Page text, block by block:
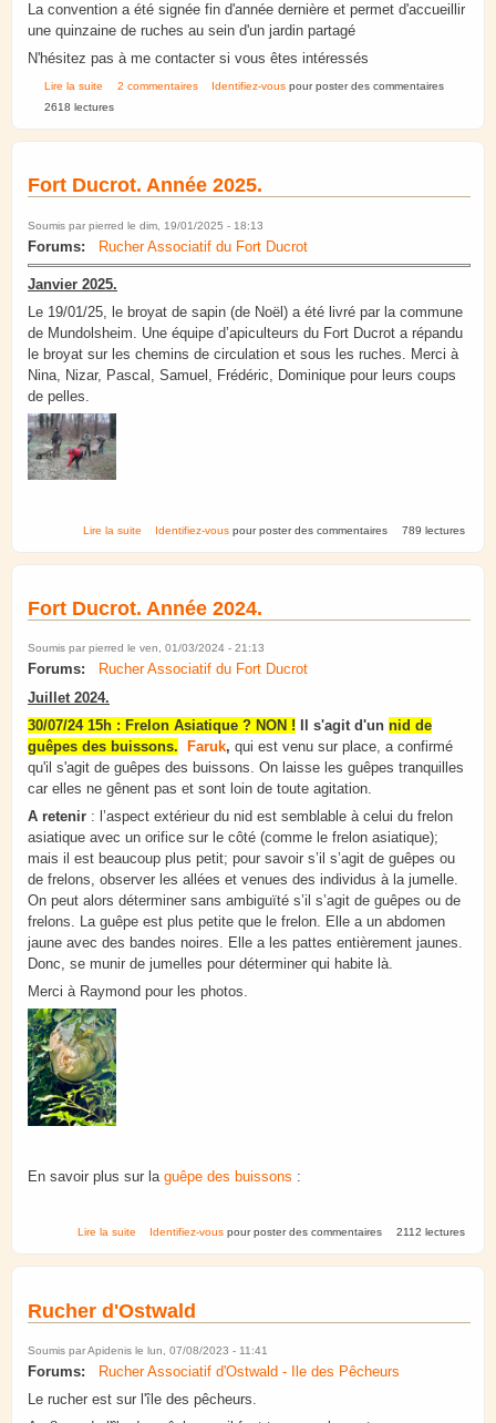
La convention a été signée fin d'année dernière et permet d'accueillir
une quinzaine de ruches au sein d'un jardin partagé
N'hésitez pas à me contacter si vous êtes intéressés
Lire la suite de Rucher associatif Oberhausbergen
2 commentaires Identifiez-vous pour poster des commentaires
2618 lectures
Fort Ducrot. Année 2025.
Soumis par pierred le dim, 19/01/2025 - 18:13
Forums: Rucher Associatif du Fort Ducrot
Janvier 2025.
Le 19/01/25, le broyat de sapin (de Noël) a été livré par la commune
de Mundolsheim. Une équipe d’apiculteurs du Fort Ducrot a répandu
le broyat sur les chemins de circulation et sous les ruches. Merci à
Nina, Nizar, Pascal, Samuel, Frédéric, Dominique pour leurs coups
de pelles.
Lire la suite de Fort Ducrot. Année 2025.
Identifiez-vous pour poster des commentaires 789 lectures
Fort Ducrot. Année 2024.
Soumis par pierred le ven, 01/03/2024 - 21:13
Forums:
Rucher Associatif du Fort Ducrot
Juillet 2024.
30/07/24 15h : Frelon Asiatique ? NON ! Il s'agit d'un nid de
guêpes des buissons.
Faruk, qui est venu sur place, a confirmé
qu'il s'agit de guêpes des buissons. On laisse les guêpes tranquilles
car elles ne gênent pas et sont loin de toute agitation.
A retenir : l’aspect extérieur du nid est semblable à celui du frelon
asiatique avec un orifice sur le côté (comme le frelon asiatique);
mais il est beaucoup plus petit; pour savoir s’il s’agit de guêpes ou
de frelons, observer les allées et venues des individus à la jumelle.
On peut alors déterminer sans ambiguïté s’il s’agit de guêpes ou de
frelons. La guêpe est plus petite que le frelon. Elle a un abdomen
jaune avec des bandes noires. Elle a les pattes entièrement jaunes.
Donc, se munir de jumelles pour déterminer qui habite là.
Merci à Raymond pour les photos.
En savoir plus sur la guêpe des buissons :
Lire la suite de Fort Ducrot. Année 2024.
Identifiez-vous pour poster des commentaires 2112 lectures
Rucher d'Ostwald
Soumis parApidenis le lun, 07/08/2023 - 11:41
Forums:
Rucher Associatif d'Ostwald - Ile des Pêcheurs
Le rucher est sur l'île des pêcheurs.